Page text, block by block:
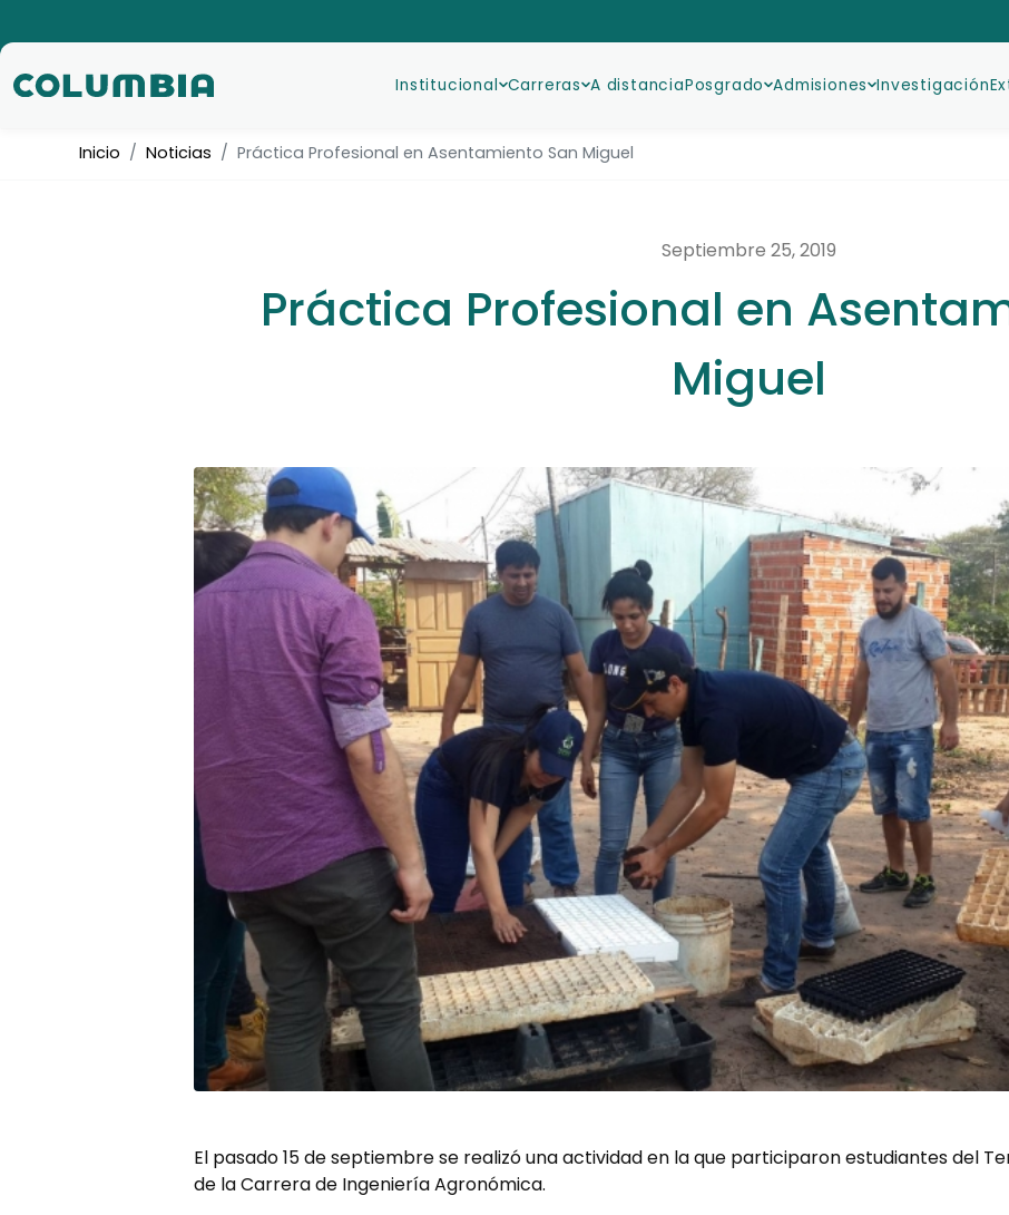
Institucional Carreras A distanciaPosgrado Admisiones Investigación
Inicio Noticias Práctica Profesional en Asentamiento San Miguel
Septiembre 25, 2019
Práctica Profesional en
Miguel
El pasado 15 de septiembre se realizó una actividad en la que participaron estudiantes del
de la Carrera de Ingeniería Agronómica.